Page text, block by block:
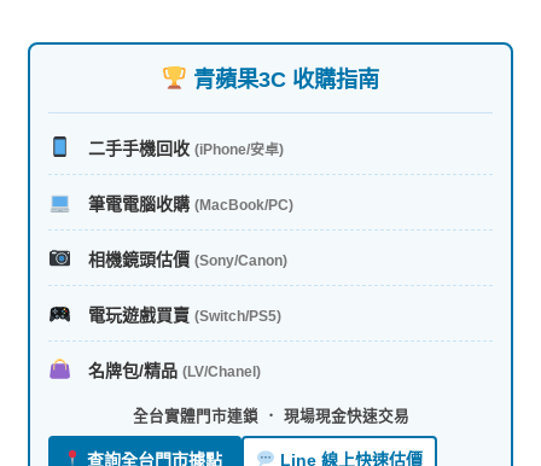
青蘋果3C 收購指南
二手手機回收 (iPhone/安卓)
筆電電腦收購 (MacBook/PC)
相機鏡頭估價 (Sony/Canon)
電玩遊戲買賣 (Switch/PS5)
名牌包/精品 (LV/Chanel)
全台實體門市連鎖 ． 現場現金快速交易
查詢全台門市據點 Line 線上快速估價